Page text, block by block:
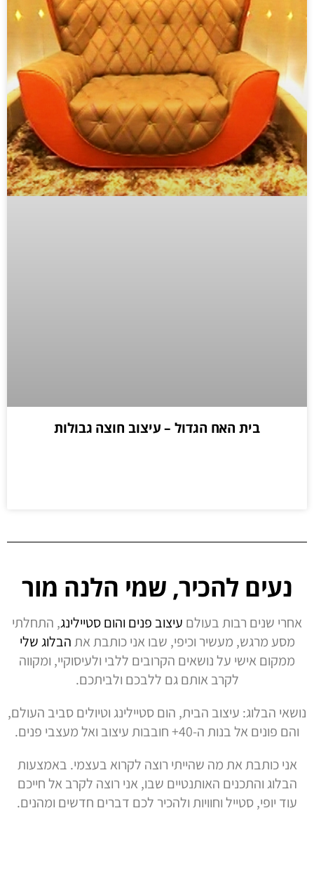
בית האח הגדול – עיצוב חוצה גבולות
נעים להכיר, שמי הלנה מור
אחרי שנים רבות בעולם עיצוב פנים והום סטיילינג, התחלתי
מסע מרגש, מעשיר וכיפי, שבו אני כותבת אתהבלוג שלי
ממקום אישי על נושאים הקרובים ללבי ולעיסוקיי, ומקווה
לקרב אותם גם ללבכם ולביתכם.
נושאי הבלוג: עיצוב הבית, הום סטיילינג וטיולים סביב העולם,
והם פונים אל בנות ה-40+ חובבות עיצוב ואל מעצבי פנים.
אני כותבת את מה שהייתי רוצה לקרוא בעצמי. באמצעות
הבלוג והתכנים האותנטיים שבו, אני רוצה לקרב אל חייכם
עוד יופי, סטייל וחוויות ולהכיר לכם דברים חדשים ומהנים.